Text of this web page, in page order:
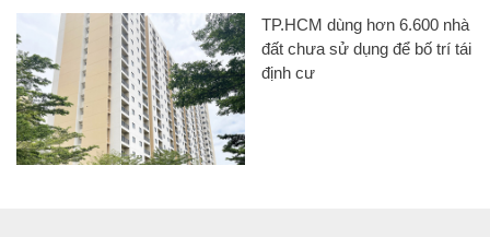
TP.HCM dùng hơn 6.600 nhà
đất chưa sử dụng để bố trí tái
định cư